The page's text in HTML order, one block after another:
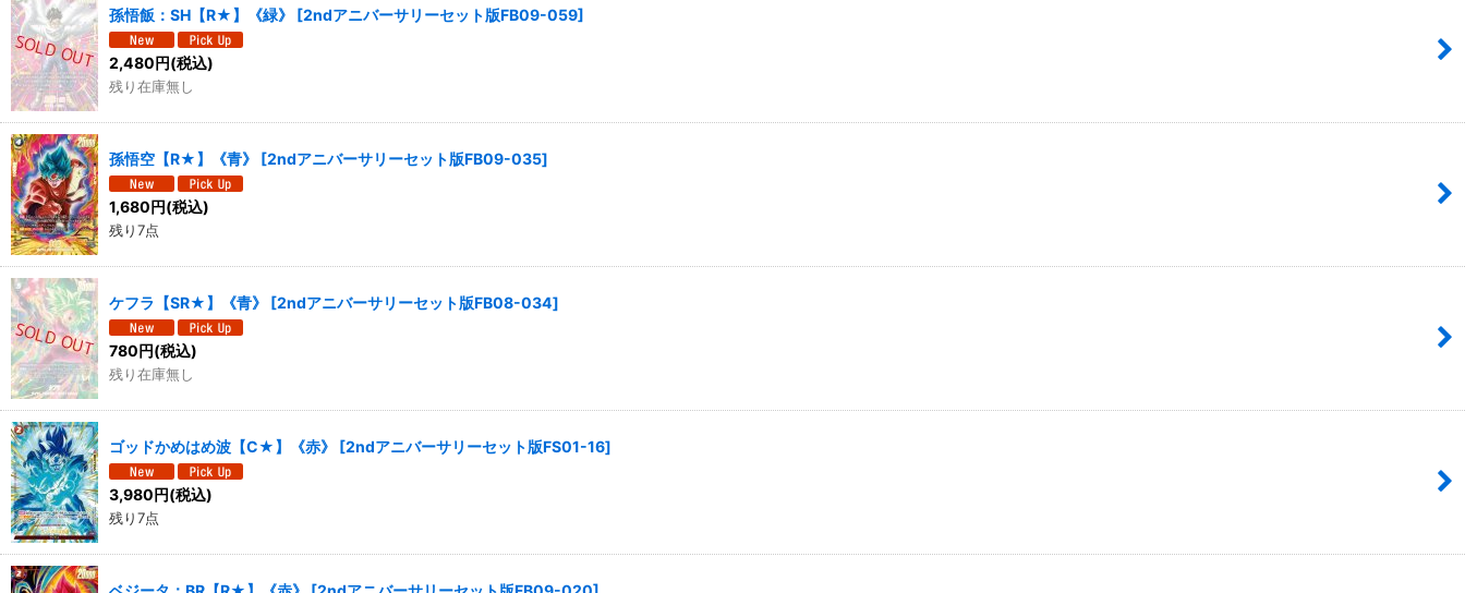
孫悟飯：SH【R★】《緑》 [2ndアニバーサリーセット版FB09-059]
2,480円(税込)
残り在庫無し
孫悟空【R★】《青》 [2ndアニバーサリーセット版FB09-035]
1,680円(税込)
残り7点
ケフラ【SR★】《青》 [2ndアニバーサリーセット版FB08-034]
780円(税込)
残り在庫無し
ゴッドかめはめ波【C★】《赤》 [2ndアニバーサリーセット版FS01-16]
3,980円(税込)
残り7点